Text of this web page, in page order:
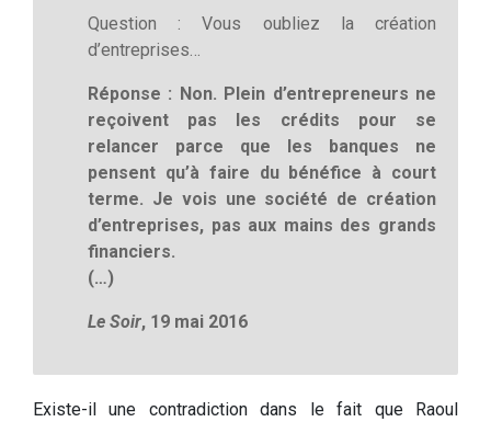
Question : Vous oubliez la création
d’entreprises…
Réponse : Non. Plein d’entrepreneurs ne
reçoivent pas les crédits pour se
relancer parce que les banques ne
pensent qu’à faire du bénéfice à court
terme. Je vois une société de création
d’entreprises, pas aux mains des grands
financiers.
(…)
Le Soir, 19 mai 2016
Existe-il une contradiction dans le fait que Raoul